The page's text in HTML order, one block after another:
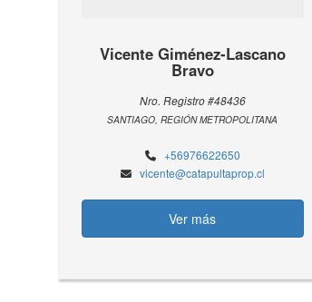
Vicente Giménez-Lascano
Bravo
Nro. Registro #48436
SANTIAGO, REGIÓN METROPOLITANA
+56976622650
vicente@catapultaprop.cl
Ver más